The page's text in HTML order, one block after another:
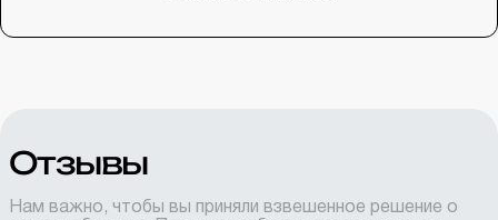
Отзывы
Нам важно, чтобы вы приняли взвешенное решение о